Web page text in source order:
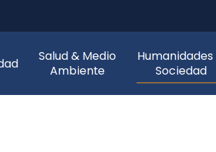
Salud & Medio
Ambiente
Humanidades
Sociedad